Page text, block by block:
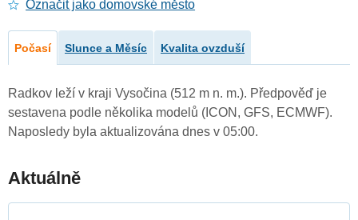
Označit jako domovské město
Počasí Slunce a Měsíc Kvalita ovzduší
Radkov leží v kraji Vysočina (512 m n. m.). Předpověď je
sestavena podle několika modelů (ICON, GFS, ECMWF).
Naposledy byla aktualizována dnes v 05:00.
Aktuálně